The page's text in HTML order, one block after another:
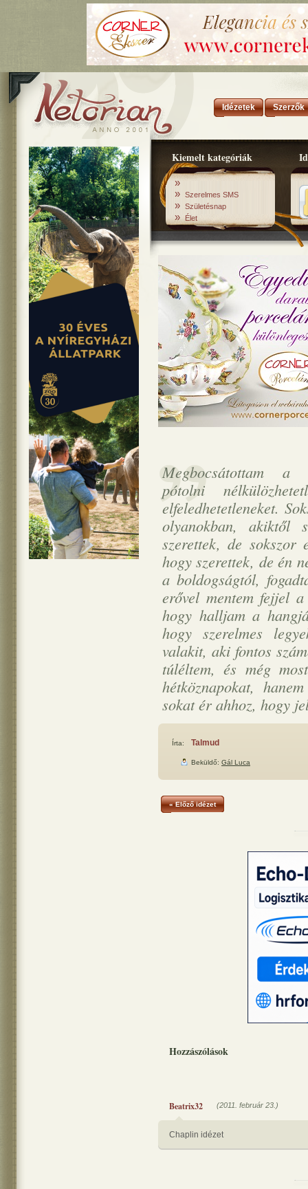
Idézetek Szerzők
Kiemelt kategóriák
»
» Szerelmes SMS
» Születésnap
» Élet
Megbocsátottam a
pótolni
elfeledhetetleneket.
olyanokban, akiktől
szerettek, de
hogy szerettek, de én
a boldogságtól,
erővel mentem fejjel
hogy halljam a
hogy szerelmes
valakit, aki fontos
túléltem, és még
hétköznapokat,
sokat ér ahhoz, hogy
Írta: Talmud
Beküldő: Gál Luca
« Előző idézet
Hozzászólások
Beatrix32 (2011. február 23.)
Chaplin idézet